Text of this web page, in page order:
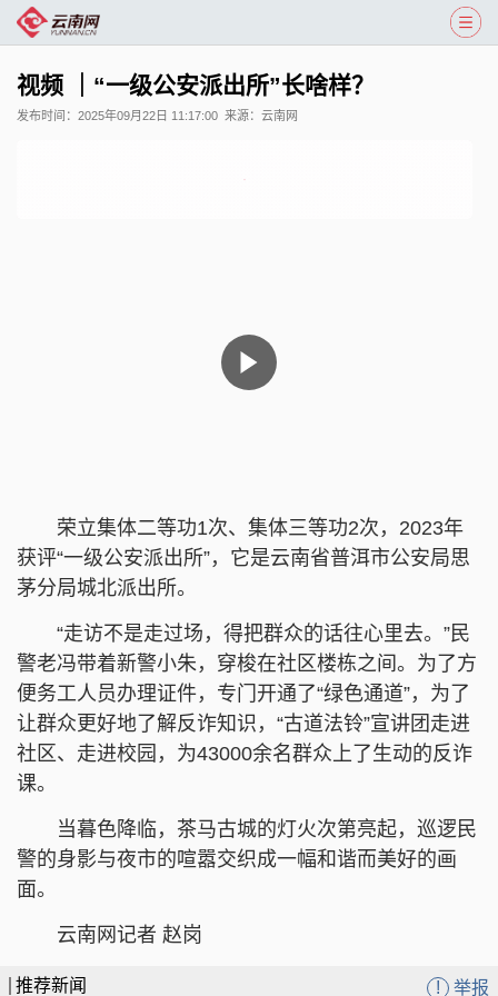
视频 ｜“一级公安派出所”长啥样？
发布时间： 2025年09月22日 11:17:00 来源： 云南网
荣立集体二等功1次、集体三等功2次，2023年
获评“一级公安派出所”，它是云南省普洱市公安局思
茅分局城北派出所。
“走访不是走过场，得把群众的话往心里去。”民
警老冯带着新警小朱，穿梭在社区楼栋之间。为了方
便务工人员办理证件，专门开通了“绿色通道”，为了
让群众更好地了解反诈知识，“古道法铃”宣讲团走进
社区、走进校园，为43000余名群众上了生动的反诈
课。
当暮色降临，茶马古城的灯火次第亮起，巡逻民
警的身影与夜市的喧嚣交织成一幅和谐而美好的画
面。
云南网记者 赵岗
推荐新闻 ! 举报